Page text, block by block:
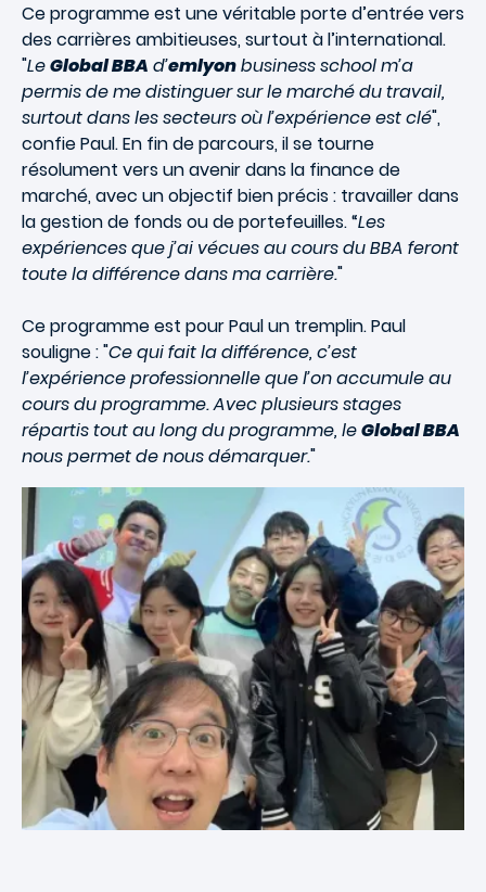
Ce programme est une véritable porte d’entrée vers
des carrières ambitieuses, surtout à l’international.
"LeGlobal BBA d’emlyonbusiness school m’a
permis de me distinguer sur le marché du travail,
surtout dans les secteurs où l’expérience est clé",
confie Paul. En fin de parcours, il se tourne
résolument vers un avenir dans la finance de
marché, avec un objectif bien précis : travailler dans
la gestion de fonds ou de portefeuilles. “Les
expériences que j’ai vécues au cours du BBA feront
toute la différence dans ma carrière."
Ce programme est pour Paul un tremplin. Paul
souligne : "Ce qui fait la différence, c’est
l’expérience professionnelle que l’on accumule au
cours du programme. Avec plusieurs stages
répartis tout au long du programme, leGlobal BBA
nous permet de nous démarquer."